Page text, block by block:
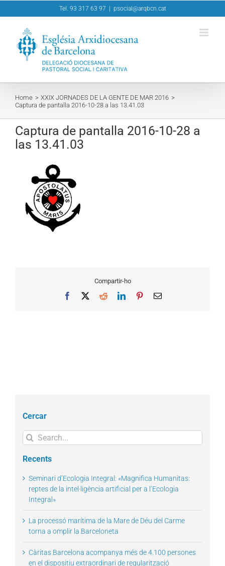
to
Tel. 93 317 63 97 psocial@arqbcn.cat
Home
XXIX JORNADES DE LA GENTE DE MAR 2016
Captura de pantalla 2016-10-28 a las 13.41.03
Captura de pantalla 2016-10-28 a
las 13.41.03
Compartir-ho
Facebook RedditLinkedInPinterestEmail
Cercar
Search
for:
Recents
Seminari d’Ecologia Integral: «Magnifica Humanitas:
reptes de la intel·ligència artificial per a l’Ecologia
Integral»
La processó marítima de la Mare de Déu del Carme
torna a omplir la Barceloneta
Càritas Barcelona acompanya més de 4.100 persones
en el dispositiu extraordinari de regularització